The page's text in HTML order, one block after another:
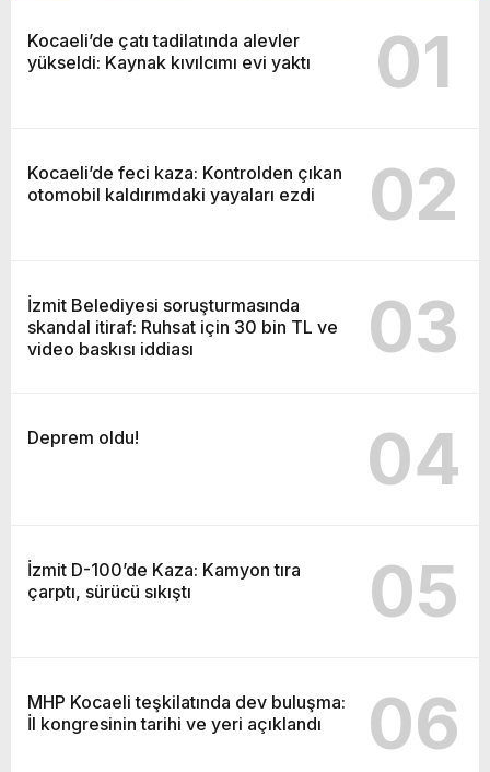
Kocaeli’de çatı tadilatında alevler
yükseldi: Kaynak kıvılcımı evi yaktı
01
Kocaeli’de feci kaza: Kontrolden çıkan
otomobil kaldırımdaki yayaları ezdi
02
İzmit Belediyesi soruşturmasında
skandal itiraf: Ruhsat için 30 bin TL ve
video baskısı iddiası
03
Deprem oldu! 04
İzmit D-100’de Kaza: Kamyon tıra
çarptı, sürücü sıkıştı
05
MHP Kocaeli teşkilatında dev buluşma:
İl kongresinin tarihi ve yeri açıklandı
06